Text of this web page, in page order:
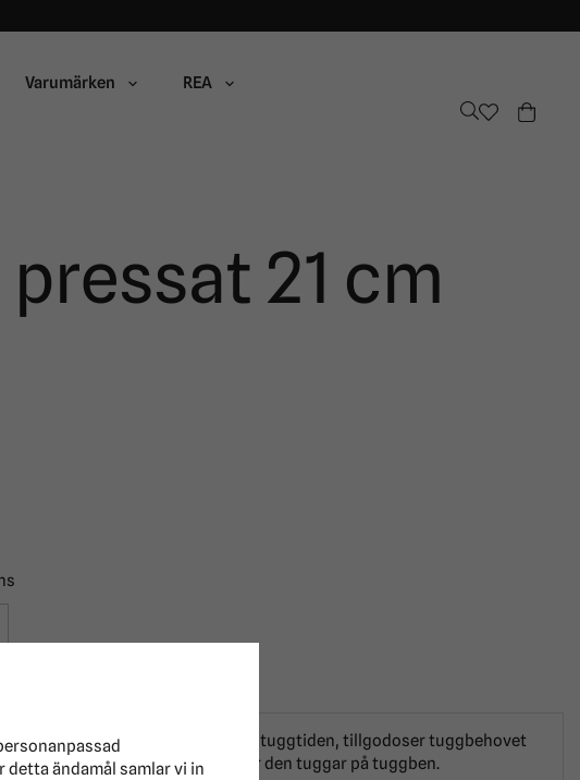
Varumärken REA
21 cm
och obehandlad råhud. Förlänger tuggtiden, tillgodoser tuggbehovet
alltid hunden under uppsikt när den tuggar på tuggben.
ändamål samlar vi in